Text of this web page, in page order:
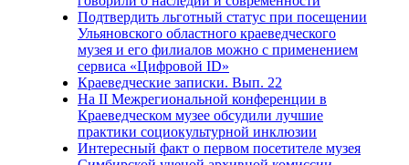
Подтвердить льготный статус при посещении
Ульяновского областного краеведческого
музея и его филиалов можно с применением
сервиса «Цифровой ID»
Краеведческие записки. Вып. 22
На II Межрегиональной конференции в
Краеведческом музее обсудили лучшие
практики социокультурной инклюзии
Интересный факт о первом посетителе музея